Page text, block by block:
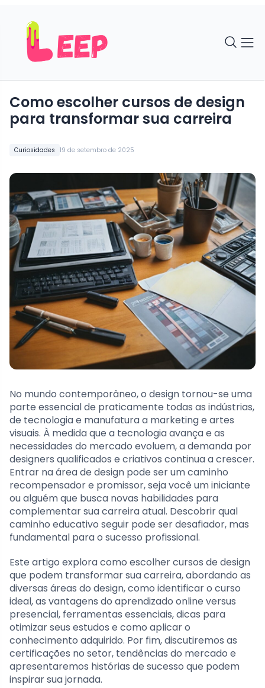
Curiosidades 19 de setembro de 2025
Como escolher cursos de design
para transformar sua carreira
No mundo contemporâneo, o design tornou-se uma
parte essencial de praticamente todas as indústrias,
de tecnologia e manufatura a marketing e artes
visuais. À medida que a tecnologia avança e as
necessidades do mercado evoluem, a demanda por
designers qualificados e criativos continua a crescer.
Entrar na área de design pode ser um caminho
recompensador e promissor, seja você um iniciante
ou alguém que busca novas habilidades para
complementar sua carreira atual. Descobrir qual
caminho educativo seguir pode ser desafiador, mas
fundamental para o sucesso profissional.
Este artigo explora como escolher cursos de design
que podem transformar sua carreira, abordando as
diversas áreas do design, como identificar o curso
ideal, as vantagens do aprendizado online versus
presencial, ferramentas essenciais, dicas para
otimizar seus estudos e como aplicar o
conhecimento adquirido. Por fim, discutiremos as
certificações no setor, tendências do mercado e
apresentaremos histórias de sucesso que podem
inspirar sua jornada.